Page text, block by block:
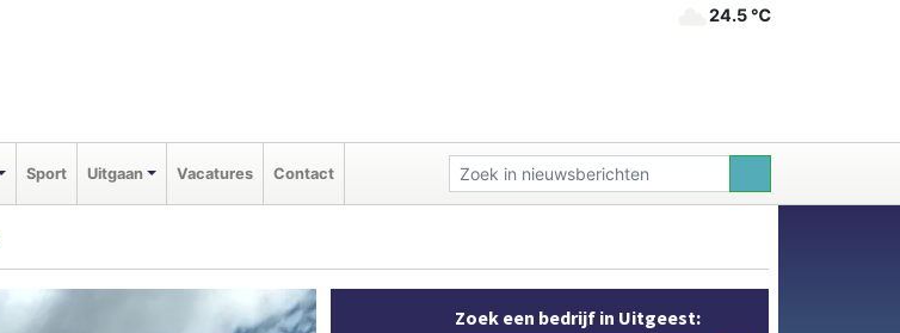
24.5 ℃
Sport Uitgaan Vacatures Contact
Zoek een bedrijf in Uitgeest: